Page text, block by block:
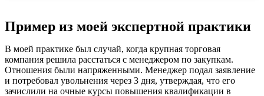
Пример из моей экспертной практики
В моей практике был случай, когда крупная торговая
компания решила расстаться с менеджером по закупкам.
Отношения были напряженными. Менеджер подал заявление
и потребовал увольнения через 3 дня, утверждая, что его
зачислили на очные курсы повышения квалификации в